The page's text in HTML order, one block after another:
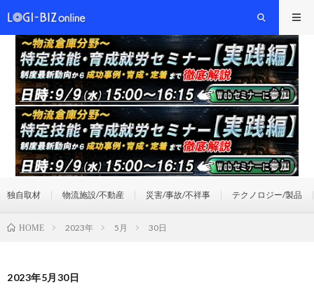
独自取材 物流施設/不動産 災害/事故/不祥事 テクノロジー/製品
HOME 2023年 5月 30日
2023年5月30日